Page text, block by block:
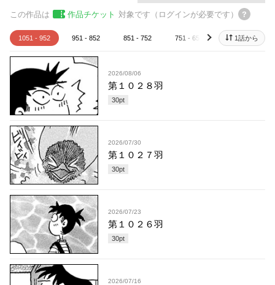
この作品は 作品チケット 対象です（ログインが必要です）
1051 - 952 951 - 852 851 - 752 751 - 652 651 - 552
next 1話から
2026/08/06
第１０２８羽
30pt
2026/07/30
第１０２７羽
30pt
2026/07/23
第１０２６羽
30pt
2026/07/16